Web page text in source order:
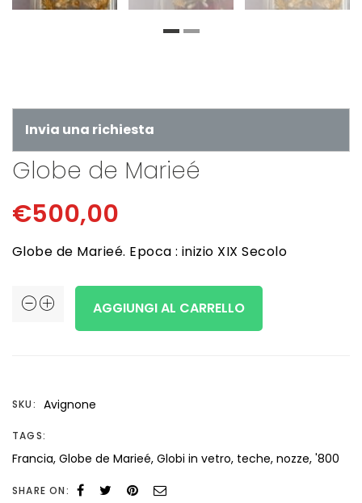
Invia una richiesta
Globe de Marieé
€500,00
Globe de Marieé. Epoca : inizio XIX Secolo
Globe
AGGIUNGI AL CARRELLO
SKU: Avignone
TAGS:
Francia, Globe de Marieé, Globi in vetro, teche, nozze, '800
SHARE ON: